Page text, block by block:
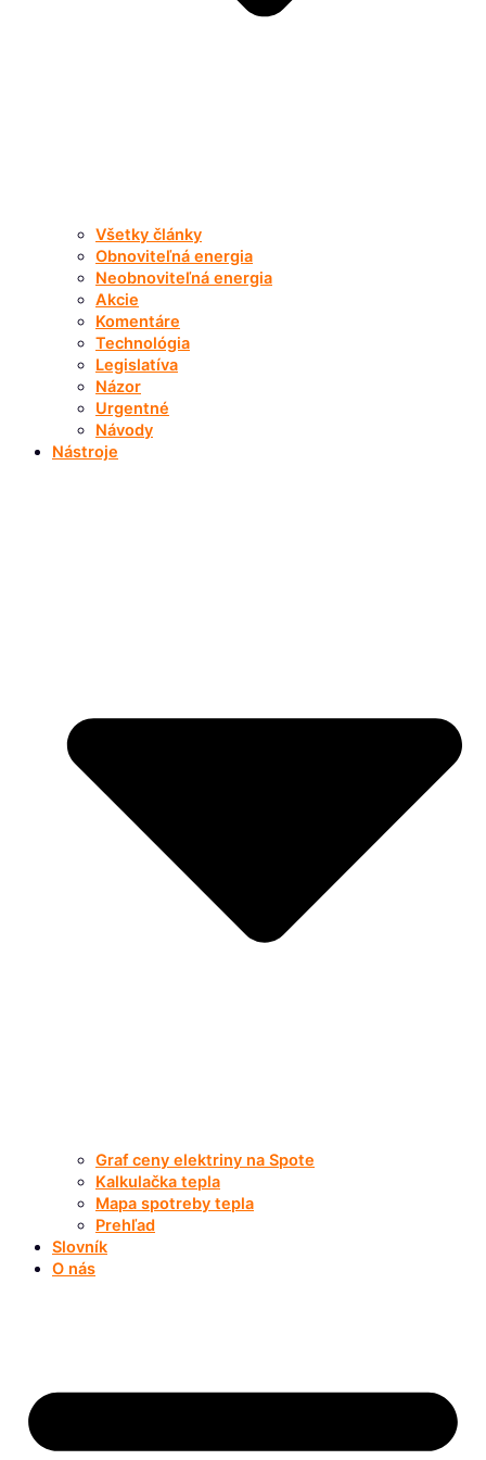
Všetky články
Obnoviteľná energia
Neobnoviteľná energia
Akcie
Komentáre
Technológia
Legislatíva
Názor
Urgentné
Návody
Nástroje
Graf ceny elektriny na Spote
Kalkulačka tepla
Mapa spotreby tepla
Prehľad
Slovník
O nás